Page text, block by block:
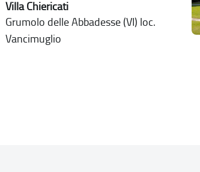
Villa Chiericati
Grumolo delle Abbadesse (VI) loc.
Vancimuglio